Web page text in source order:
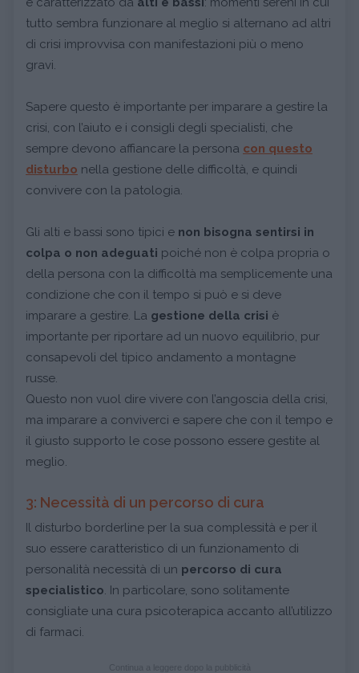
tutto sembra funzionare al meglio si alternano ad altri
di crisi improvvisa con manifestazioni più o meno
gravi.
Sapere questo è importante per imparare a gestire la
crisi, con l’aiuto e i consigli degli specialisti, che
sempre devono affiancare la persona con questo
disturbo nella gestione delle difficoltà, e quindi
convivere con la patologia.
Gli alti e bassi sono tipici e non bisogna sentirsi in
colpa o non adeguati poiché non è colpa propria o
della persona con la difficoltà ma semplicemente una
condizione che con il tempo si può e si deve
imparare a gestire. La gestione della crisi è
importante per riportare ad un nuovo equilibrio, pur
consapevoli del tipico andamento a montagne
russe.
Questo non vuol dire vivere con l’angoscia della crisi,
ma imparare a conviverci e sapere che con il tempo e
il giusto supporto le cose possono essere gestite al
meglio.
3: Necessità di un percorso di cura
Il disturbo borderline per la sua complessità e per il
suo essere caratteristico di un funzionamento di
personalità necessità di un percorso di cura
specialistico. In particolare, sono solitamente
consigliate una cura psicoterapica accanto all’utilizzo
di farmaci.